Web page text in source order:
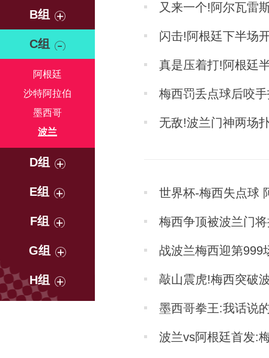
B组
C组
阿根廷
沙特阿拉伯
墨西哥
波兰
D组
E组
F组
G组
H组
又来一个!阿尔瓦雷
闪击!阿根廷下半场
真是压着打!阿根廷
梅西罚丢点球后咬
无敌!波兰门神两场
世界杯-梅西失点球
梅西争顶被波兰门
战波兰梅西迎第999
敲山震虎!梅西突破
墨西哥拳王:我话说
波兰vs阿根廷首发: